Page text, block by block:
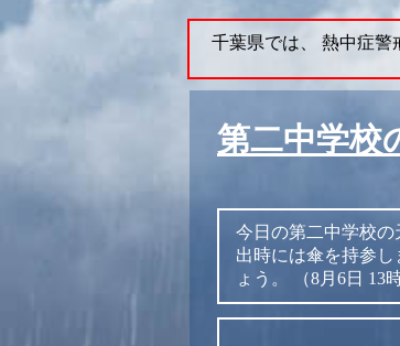
千葉県では、 熱中症警
第二中学校
今日の第二中学校の
出時には傘を持参し
ょう。
（8月6日 13